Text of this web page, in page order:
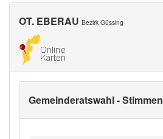
OT. EBERAU Bezirk Güssing
Gemeinderatswahl - Stimmen